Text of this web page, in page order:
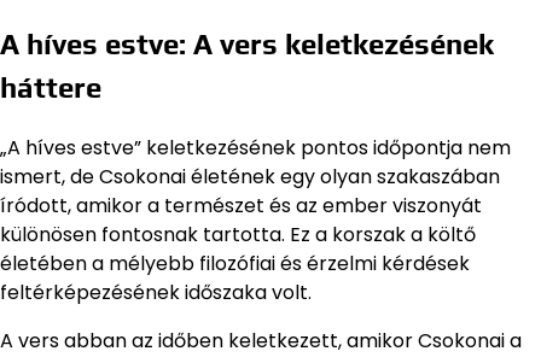
A híves estve: A vers keletkezésének
háttere
„A híves estve” keletkezésének pontos időpontja nem
ismert, de Csokonai életének egy olyan szakaszában
íródott, amikor a természet és az ember viszonyát
különösen fontosnak tartotta. Ez a korszak a költő
életében a mélyebb filozófiai és érzelmi kérdések
feltérképezésének időszaka volt.
A vers abban az időben keletkezett, amikor Csokonai a